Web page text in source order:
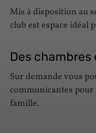
Mis à disposition au
club est espace idéal
Des
Sur demande vous
communicantes
famille.